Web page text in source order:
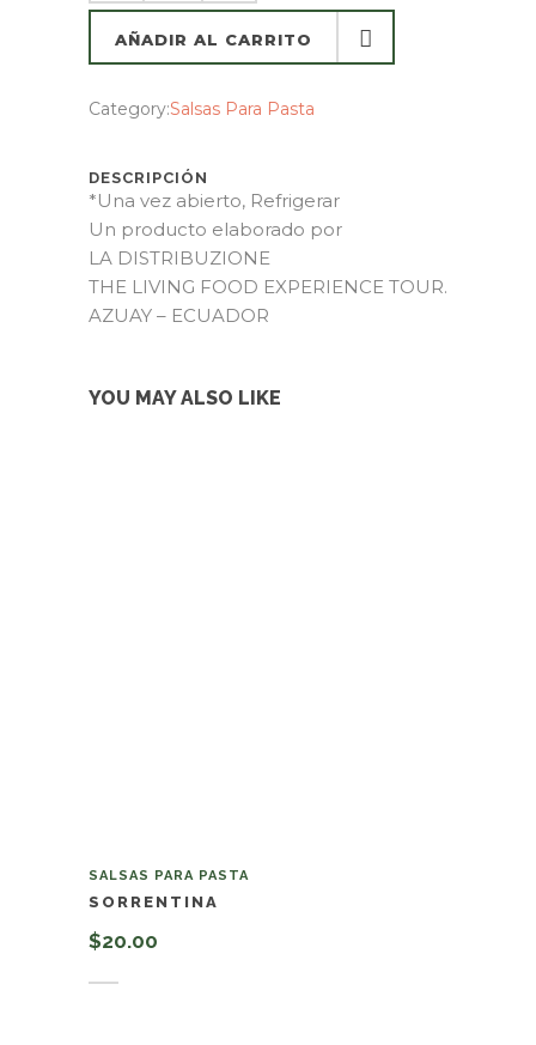
AÑADIR AL CARRITO
Category:Salsas Para Pasta
DESCRIPCIÓN
*Una vez abierto, Refrigerar
Un producto elaborado por
LA DISTRIBUZIONE
THE LIVING FOOD EXPERIENCE TOUR.
AZUAY – ECUADOR
YOU MAY ALSO LIKE
SALSAS PARA PASTA
SORRENTINA
$20.00